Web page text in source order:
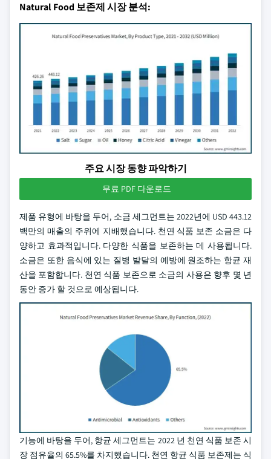
Natural Food 보존제 시장 분석:
주요 시장 동향 파악하기
무료 PDF 다운로드
제품 유형에 바탕을 두어, 소금 세그먼트는 2022년에 USD 443.12
백만의 매출의 주위에 지배했습니다. 천연 식품 보존 소금은 다
양하고 효과적입니다. 다양한 식품을 보존하는 데 사용됩니다.
소금은 또한 음식에 있는 질병 발달의 예방에 원조하는 항균 재
산을 포함합니다. 천연 식품 보존으로 소금의 사용은 향후 몇 년
동안 증가 할 것으로 예상됩니다.
기능에 바탕을 두어, 항균 세그먼트는 2022 년 천연 식품 보존 시
장 점유율의 65.5%를 차지했습니다. 천연 항균 식품 보존제는 식